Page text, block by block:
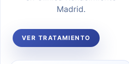
Madrid.
VER TRATAMIENTO